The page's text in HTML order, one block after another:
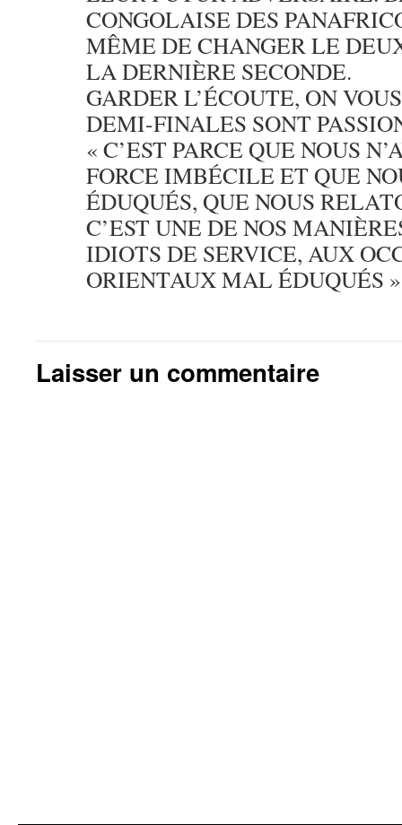
CONGOLAISE DES
MÊME DE CHANGER LE
LA DERNIÈRE SECONDE.
GARDER L’ÉCOUTE, ON
DEMI-FINALES SONT
« C’EST PARCE QUE NOUS
FORCE IMBÉCILE ET QUE
ÉDUQUÉS, QUE NOUS
C’EST UNE DE NOS
IDIOTS DE SERVICE, AUX
ORIENTAUX MAL ÉDUQUÉS
Laisser un commentaire